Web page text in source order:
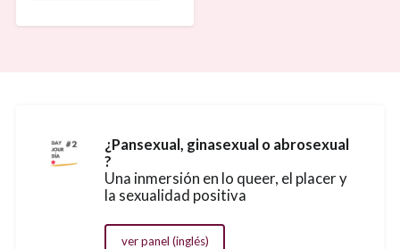
¿Pansexual, ginasexual o abrosexual
?
Una inmersión en lo queer, el placer y
la sexualidad positiva
ver panel (inglés)